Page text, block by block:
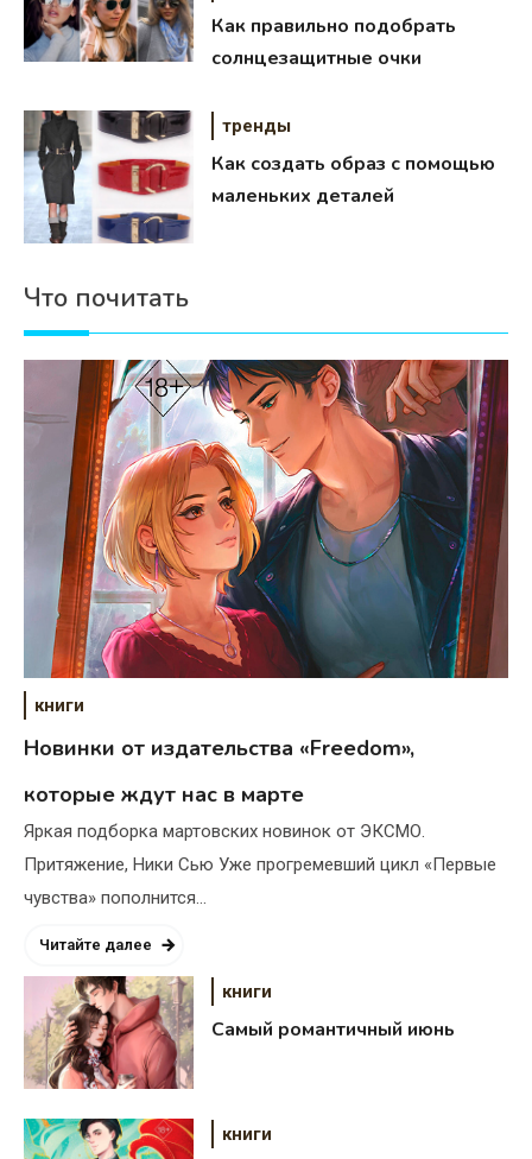
Как правильно подобрать
солнцезащитные очки
тренды
Как создать образ с помощью
маленьких деталей
Что почитать
книги
Новинки от издательства «Freedom»,
которые ждут нас в марте
Яркая подборка мартовских новинок от ЭКСМО.
Притяжение, Ники Сью Уже прогремевший цикл «Первые
чувства» пополнится…
Читайте далее
книги
Самый романтичный июнь
книги